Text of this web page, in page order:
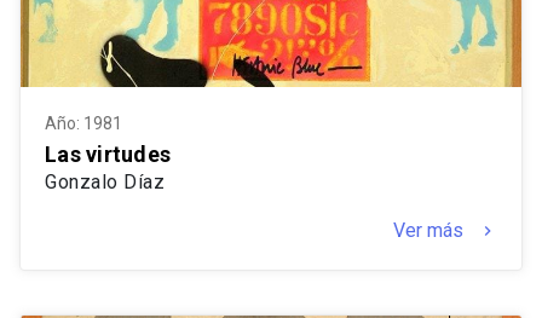
Año: 1981
Las virtudes
Gonzalo Díaz
Ver más keyboard_arrow_right